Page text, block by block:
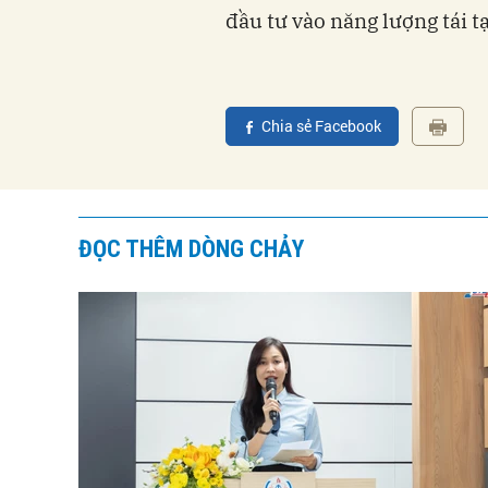
đầu tư vào năng lượng tái
Chia sẻ Facebook
ĐỌC THÊM DÒNG CHẢY